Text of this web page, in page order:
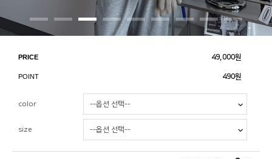
PRICE 49,000원
POINT 490원
color
size